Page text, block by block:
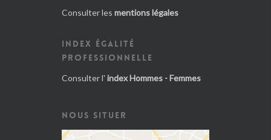
Consulter les mentions légales
INDEX ÉGALITÉ
PROFESSIONNELLE
Consulter l' index Hommes - Femmes
NOUS SITUER